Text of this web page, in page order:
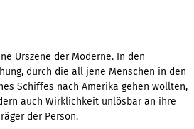
Urszene der Moderne. In den
durch die all jene Menschen in den
Schiffes nach Amerika gehen wollten,
auch Wirklichkeit unlösbar an ihre
der Person.